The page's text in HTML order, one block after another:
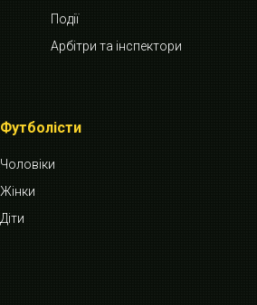
Події
Арбітри та інспектори
Футболісти
Чоловіки
Жінки
Діти